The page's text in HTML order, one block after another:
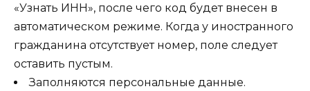
«Узнать ИНН», после чего код будет внесен в
автоматическом режиме. Когда у иностранного
гражданина отсутствует номер, поле следует
оставить пустым.
Заполняются персональные данные.